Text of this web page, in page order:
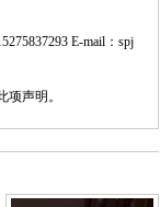
E-mail：spj
声明。